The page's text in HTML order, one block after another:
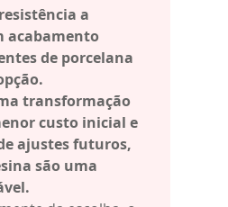
a
acabamento
de porcelana
transformação
custo inicial e
ajustes futuros,
são uma